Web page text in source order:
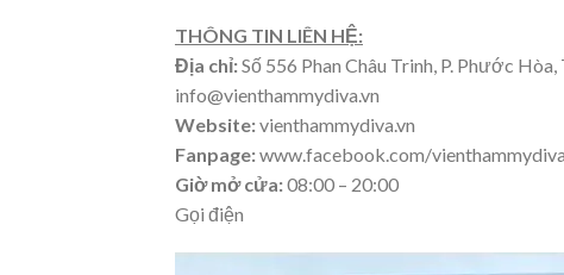
THÔNG TIN LIÊN HỆ:
Địa chỉ:Số 556 Phan Châu Trinh, P. Phước
info@vienthammydiva.vn
Website:vienthammydiva.vn
Fanpage:www.facebook.com/
Giờ mở cửa:08:00 – 20:00
Gọi điện